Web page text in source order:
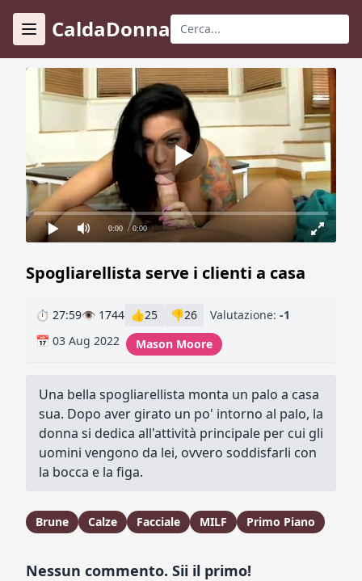
CaldaDonna
0:00 / 0:00
Spogliarellista serve i clienti a casa
⏱ 27:59👁 1744 👍25 👎26 Valutazione: -1
📅 03 Aug 2022
Мason Мoore
Una bella spogliarellista monta un palo a casa
sua. Dopo aver girato un po' intorno al palo, la
donna si dedica all'attività principale per cui gli
uomini vengono da lei, ovvero soddisfarli con
la bocca e la figa.
Brune Calze Facciale MILF Primo Piano
Nessun commento. Sii il primo!